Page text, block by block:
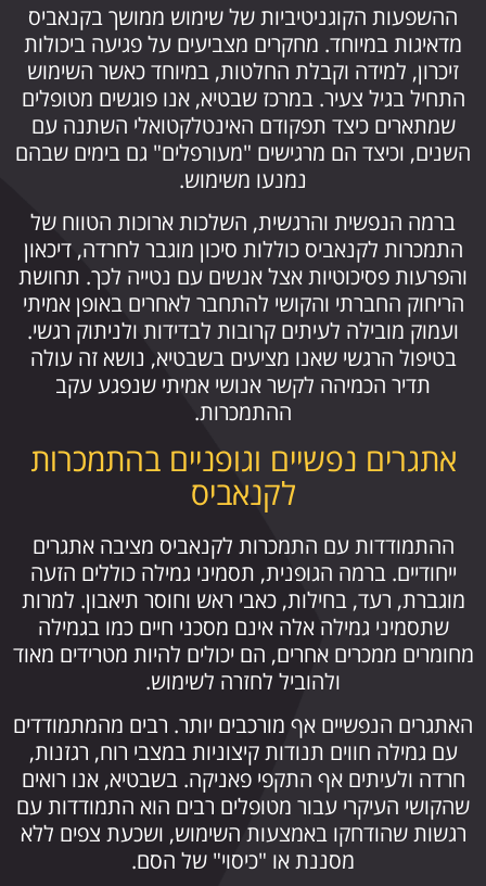
ההשפעות הקוגניטיביות של שימוש ממושך בקנאביס
מדאיגות במיוחד. מחקרים מצביעים על פגיעה ביכולות
זיכרון, למידה וקבלת החלטות, במיוחד כאשר השימוש
התחיל בגיל צעיר. במרכז שבטיא, אנו פוגשים מטופלים
שמתארים כיצד תפקודם האינטלקטואלי השתנה עם
השנים, וכיצד הם מרגישים "מעורפלים" גם בימים שבהם
נמנעו משימוש.
ברמה הנפשית והרגשית, השלכות ארוכות הטווח של
התמכרות לקנאביס כוללות סיכון מוגבר לחרדה, דיכאון
והפרעות פסיכוטיות אצל אנשים עם נטייה לכך. תחושת
הריחוק החברתי והקושי להתחבר לאחרים באופן אמיתי
ועמוק מובילה לעיתים קרובות לבדידות ולניתוק רגשי.
בטיפול הרגשי שאנו מציעים בשבטיא, נושא זה עולה
תדיר הכמיהה לקשר אנושי אמיתי שנפגע עקב
ההתמכרות.
אתגרים נפשיים וגופניים בהתמכרות
לקנאביס
ההתמודדות עם התמכרות לקנאביס מציבה אתגרים
ייחודיים. ברמה הגופנית, תסמיני גמילה כוללים הזעה
מוגברת, רעד, בחילות, כאבי ראש וחוסר תיאבון. למרות
שתסמיני גמילה אלה אינם מסכני חיים כמו בגמילה
מחומרים ממכרים אחרים, הם יכולים להיות מטרידים מאוד
ולהוביל לחזרה לשימוש.
האתגרים הנפשיים אף מורכבים יותר. רבים מהמתמודדים
עם גמילה חווים תנודות קיצוניות במצבי רוח, רגזנות,
חרדה ולעיתים אף התקפי פאניקה. בשבטיא, אנו רואים
שהקושי העיקרי עבור מטופלים רבים הוא התמודדות עם
רגשות שהודחקו באמצעות השימוש, ושכעת צפים ללא
מסננת או "כיסוי" של הסם.